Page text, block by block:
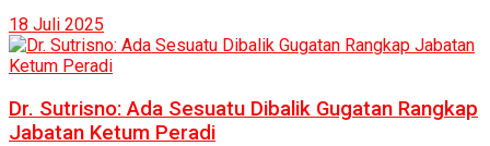
18 Juli 2025
Dr. Sutrisno: Ada Sesuatu Dibalik Gugatan Rangkap
Jabatan Ketum Peradi